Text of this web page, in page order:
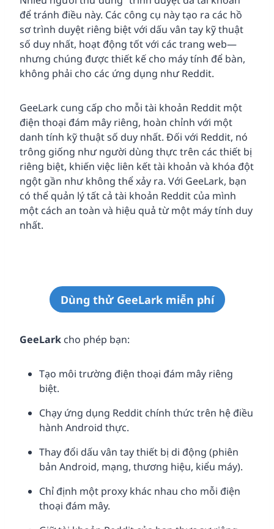
để tránh điều này. Các công cụ này tạo ra các hồ
sơ trình duyệt riêng biệt với dấu vân tay kỹ thuật
số duy nhất, hoạt động tốt với các trang web—
nhưng chúng được thiết kế cho máy tính để bàn,
không phải cho các ứng dụng như Reddit.
GeeLark cung cấp cho mỗi tài khoản Reddit một
điện thoại đám mây riêng, hoàn chỉnh với một
danh tính kỹ thuật số duy nhất. Đối với Reddit, nó
trông giống như người dùng thực trên các thiết bị
riêng biệt, khiến việc liên kết tài khoản và khóa đột
ngột gần như không thể xảy ra. Với GeeLark, bạn
có thể quản lý tất cả tài khoản Reddit của mình
một cách an toàn và hiệu quả từ một máy tính duy
nhất.
Dùng thử GeeLark miễn phí
GeeLark cho phép bạn:
Tạo môi trường điện thoại đám mây riêng
biệt.
Chạy ứng dụng Reddit chính thức trên hệ điều
hành Android thực.
Thay đổi dấu vân tay thiết bị di động (phiên
bản Android, mạng, thương hiệu, kiểu máy).
Chỉ định một proxy khác nhau cho mỗi điện
thoại đám mây.